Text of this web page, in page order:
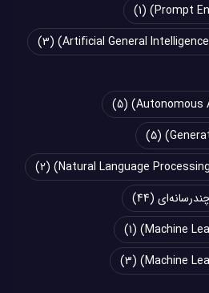
(1)
(3)
(5)
(5)
(2)
(44)
(1)
(3)